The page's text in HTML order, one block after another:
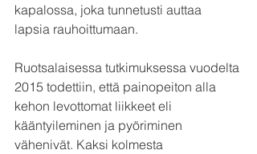
kapalossa, joka tunnetusti auttaa
lapsia rauhoittumaan.
Ruotsalaisessa tutkimuksessa vuodelta
2015 todettiin, että painopeiton alla
kehon levottomat liikkeet eli
kääntyileminen ja pyöriminen
vähenivät. Kaksi kolmesta